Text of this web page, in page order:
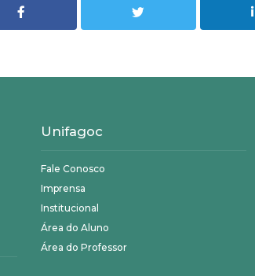
Unifagoc
Fale Conosco
Imprensa
Institucional
Área do Aluno
Área do Professor